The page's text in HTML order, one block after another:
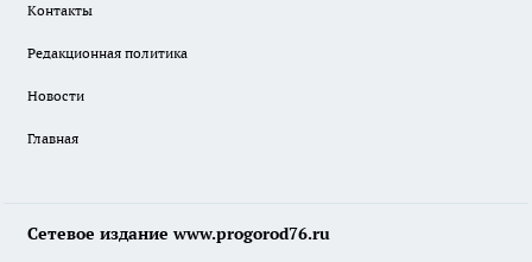
Контакты
Редакционная политика
Новости
Главная
Сетевое издание www.progorod76.ru